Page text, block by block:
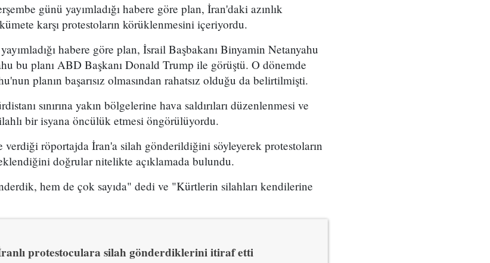
günü yayımladığı habere göre plan, İran'daki azınlık
karşı protestoların körüklenmesini içeriyordu.
habere göre plan, İsrail Başbakanı Binyamin Netanyahu
bu planı ABD Başkanı Donald Trump ile görüştü. O dönemde
planın başarısız olmasından rahatsız olduğu da belirtilmişti.
sınırına yakın bölgelerine hava saldırıları düzenlenmesi ve
bir isyana öncülük etmesi öngörülüyordu.
verdiği röportajda İran'a silah gönderildiğini söyleyerek protestoların
doğrular nitelikte açıklamada bulundu.
hem de çok sayıda" dedi ve "Kürtlerin silahları kendilerine
protestoculara silah gönderdiklerini itiraf etti